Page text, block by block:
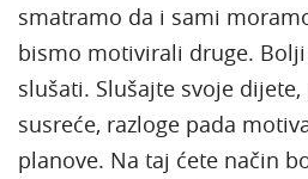
smatramo da i sami
bismo motivirali druge.
slušati. Slušajte svoje
susreće, razloge pada
planove. Na taj ćete način